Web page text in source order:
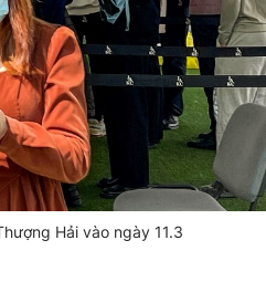
Hải vào ngày 11.3